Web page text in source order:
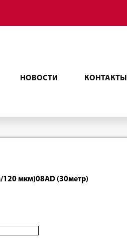
НОВОСТИ КОНТАКТЫ
мкм)08AD (30метр)